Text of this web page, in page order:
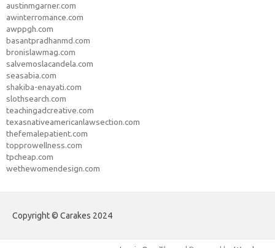
austinmgarner.com
awinterromance.com
awppgh.com
basantpradhanmd.com
bronislawmag.com
salvemoslacandela.com
seasabia.com
shakiba-enayati.com
slothsearch.com
teachingadcreative.com
texasnativeamericanlawsection.com
thefemalepatient.com
topprowellness.com
tpcheap.com
wethewomendesign.com
Copyright © Carakes 2024